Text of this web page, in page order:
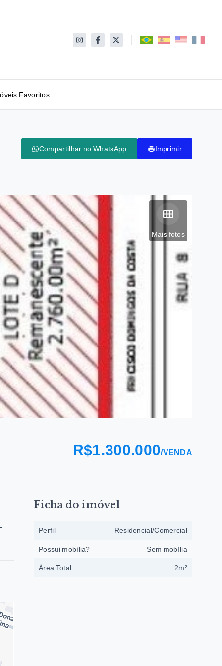
Favoritos
Compartilhar no WhatsApp Imprimir
Mais fotos
R$1.300.000/VENDA
Ficha do imóvel
Perfil Residencial/Comercial
Possui mobília? Sem mobília
Área Total 2m²